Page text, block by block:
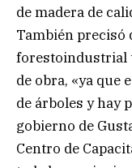
de madera de
También precisó
forestoindustrial
de obra, «ya que
de árboles y hay
gobierno de
Centro de